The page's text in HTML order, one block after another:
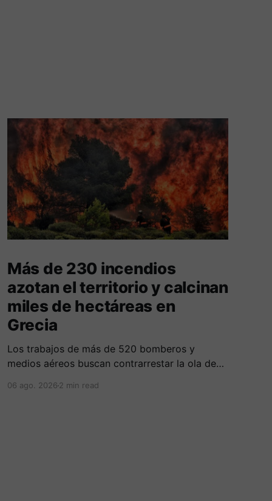
Más de 230 incendios
azotan el territorio y calcinan
miles de hectáreas en
Grecia
Los trabajos de más de 520 bomberos y
medios aéreos buscan contrarrestar la ola de
cinco fallecidos, miles de evacuados e
06 ago. 20262 min read